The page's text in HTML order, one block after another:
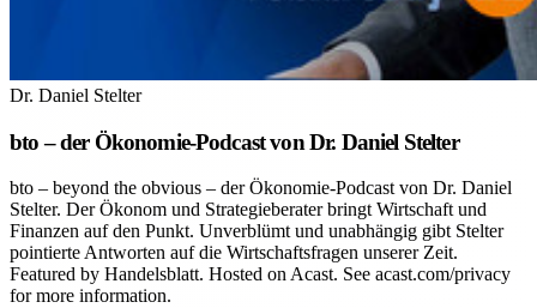
Dr. Daniel Stelter
bto – der Ökonomie-Podcast von Dr. Daniel Stelter
bto – beyond the obvious – der Ökonomie-Podcast von Dr. Daniel
Stelter. Der Ökonom und Strategieberater bringt Wirtschaft und
Finanzen auf den Punkt. Unverblümt und unabhängig gibt Stelter
pointierte Antworten auf die Wirtschaftsfragen unserer Zeit.
Featured by Handelsblatt. Hosted on Acast. See acast.com/privacy
for more information.